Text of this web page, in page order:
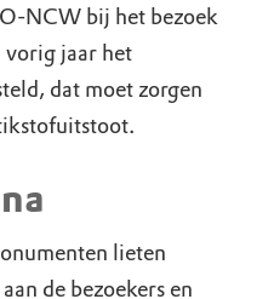
NCW bij het bezoek
jaar het
dat moet zorgen
lieten
de bezoekers en